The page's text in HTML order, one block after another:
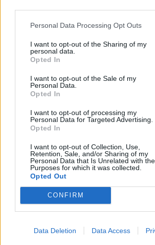
Personal Data Processing Opt Outs
I want to opt-out of the Sharing of my
personal data.
Opted In
I want to opt-out of the Sale of my
Personal Data.
Opted In
I want to opt-out of processing my
Personal Data for Targeted Advertising.
Opted In
I want to opt-out of Collection, Use,
Retention, Sale, and/or Sharing of my
Personal Data that Is Unrelated with the
Purposes for which it was collected.
Opted Out
CONFIRM
Data Deletion Data Access
megjelenésre, ami a tényállás
elengedhetetlen feltétele. Amennyiben az
meghallgatáson személyesen
nyílik jogállásukkal kapcsolatos
KEDVES OLVASÓNK!
A keresett cikk a portfolio.hu
tartozik, melynek olvasása előfizetéses
Az előfizetés a következőket
Portfolio.hu teljes cikkarchívum
Kötéslisták: BÉT elmúlt 2 év napon
kötéslistái